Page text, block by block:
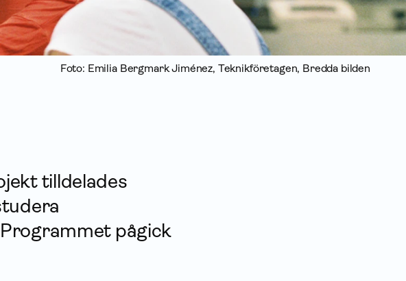
Foto: Emilia Bergmark Jiménez, Teknikföretagen, Bredda bilden
tilldelades
pågick